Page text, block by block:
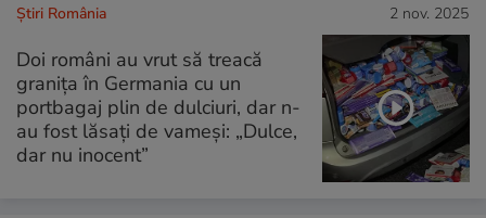
Știri România 2 nov. 2025
Doi români au vrut să treacă
granița în Germania cu un
portbagaj plin de dulciuri, dar n-
au fost lăsați de vameși: „Dulce,
dar nu inocent”